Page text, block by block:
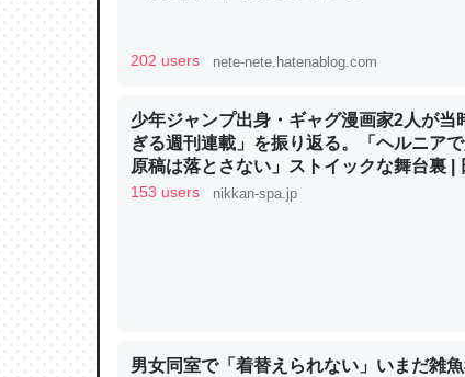
の600分の1程度。
─ニュース :: 【研究発表】昆虫学の大問題＝「昆虫は
論文では「淡水はカルシウムも酸素も不足し
チンを強化してる筈だが、酵素が違うのか？
202 users nete-nete.hatenablog.com
少年ジャンプ出身・ギャグ漫画家2人が当
ぎる週刊連載」を振り返る。「ヘルニア
原稿は落とさない」ストイックな舞台裏 |
153 users nikkan-spa.jp
男女同室で「着替えられない」いまだ雑